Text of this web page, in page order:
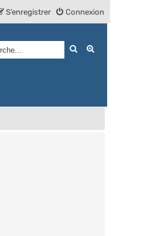
Connexion
S’enregistrer
Rechercher